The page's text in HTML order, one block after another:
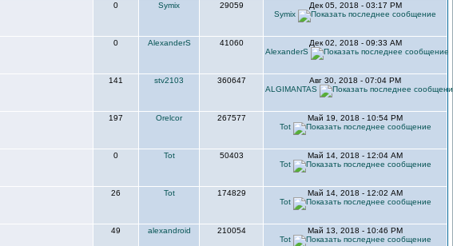
0 Symix 29059
Дек 05, 2018 - 03:17 PM
Symix
0 AlexanderS 41060
Дек 02, 2018 - 09:33 AM
AlexanderS
141 stv2103 360647
Авг 30, 2018 - 07:04 PM
ALGIMANTAS
197 Orelcor 267577
Май 19, 2018 - 10:54 PM
Tot
0 Tot 50403
Май 14, 2018 - 12:04 AM
Tot
26 Tot 174829
Май 14, 2018 - 12:02 AM
Tot
49 alexandroid 210054
Май 13, 2018 - 10:46 PM
Tot